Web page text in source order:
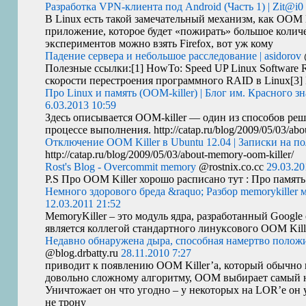
Разработка VPN-клиента под Android (Часть 1) | Zit@i0
В Linux есть такой замечательный механизм, какOOM
приложение, которое будет «пожирать» большое
экспериментов можно взять Firefox, вот уж кому
Падение сервера и небольшое расследование | asidorov
Полезные ссылки:[1] HowTo: SpeedUPLinux Software
скорости перестроения программногоRAID в Linux[3]
Про Linux и память (OOM-killer) | Блог им. Красного
6.03.2013 10:59
Здесь описываетсяOOM-killer — один из способов
процессе выполнения. http://catap.ru/blog/2009/05/03/
Отключение OOM Killer в Ubuntu 12.04 | Записки на
http://catap.ru/blog/2009/05/03/about-memory-oom-killer/
Rost's Blog - Overcommit memory @rostnix.co.cc
P.S ПроOOM Killer хорошо расписано тут : Про
Немного здорового бреда &raquo; Разбор memorykiller
12.03.2011 21:52
MemoryKiller – это модуль ядра, разработанный
является коллегой стандартного линуксовогоOOM
Недавно обнаружена дыра, способная намертво
@blog.drbatty.ru 28.11.2010 7:27
приводит к появлениюOOM Killer’а, который обычно
довольно сложному алгоритму,OOM выбирает самый
Уничтожает он что угодно – у некоторых наLOR’е он
не трону